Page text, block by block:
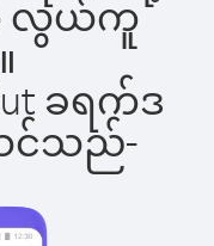
က လွယ်ကူ
ခရက်ဒ
သင်သည်-